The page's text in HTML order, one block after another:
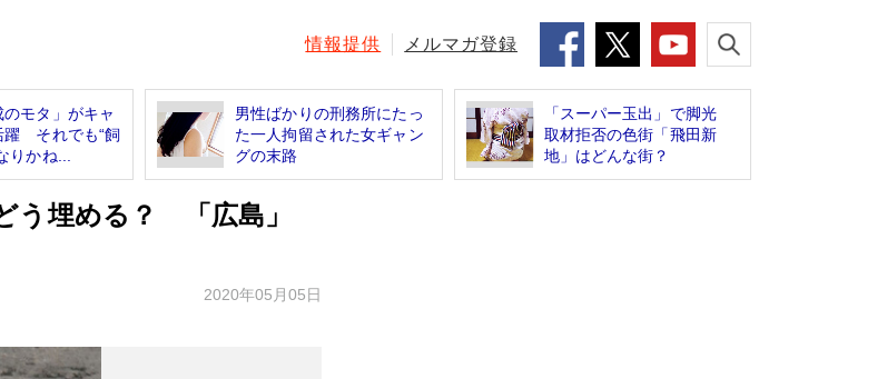
情報提供 メルマガ登録
のモタ」がキャ
躍 それでも“飼
りかね...
男性ばかりの刑務所にたっ
た一人拘留された女ギャン
グの末路
「スーパー玉出」で脚光
取材拒否の色街「飛田新
地」はどんな街？
う埋める？ 「広島」
2020年05月05日